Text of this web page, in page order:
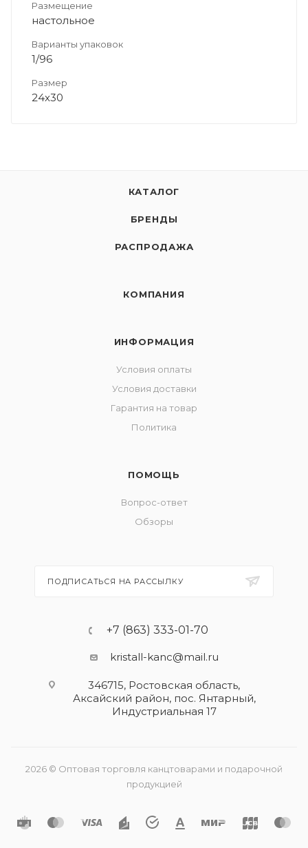
Размещение
настольное
Варианты упаковок
1/96
Размер
24х30
КАТАЛОГ
БРЕНДЫ
РАСПРОДАЖА
КОМПАНИЯ
ИНФОРМАЦИЯ
Условия оплаты
Условия доставки
Гарантия на товар
Политика
ПОМОЩЬ
Вопрос-ответ
Обзоры
ПОДПИСАТЬСЯ НА РАССЫЛКУ
+7 (863) 333-01-70
kristall-kanc@mail.ru
346715, Ростовская область​,
Аксайский район, пос. Янтарный,
Индустриальная 17
2026 © Оптовая торговля канцтоварами и подарочной
продукцией